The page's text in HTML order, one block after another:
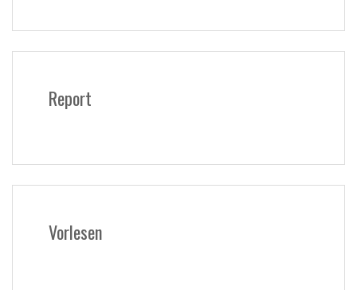
Report
Vorlesen